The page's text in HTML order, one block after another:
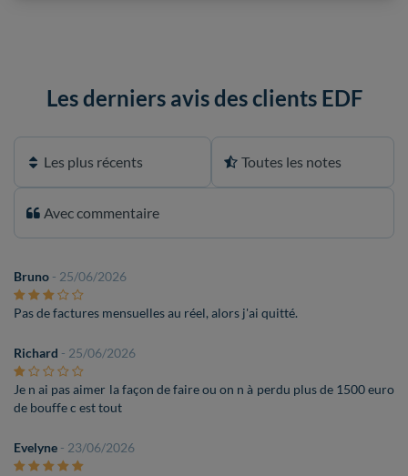
Les derniers avis des clients EDF
Bruno - 25/06/2026
Pas de factures mensuelles au réel, alors j'ai quitté.
Richard - 25/06/2026
Je n ai pas aimer la façon de faire ou on n à perdu plus de 1500 euro
de bouffe c est tout
Evelyne - 23/06/2026